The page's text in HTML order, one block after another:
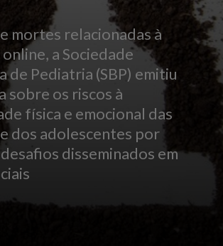
mortes relacionadas à
a Sociedade
de Pediatria (SBP) emitiu
sobre os riscos à
física e emocional das
dos adolescentes por
disseminados em